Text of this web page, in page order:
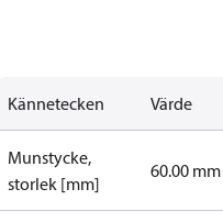
Kännetecken Värde
Munstycke,
storlek [mm]
60.00 mm